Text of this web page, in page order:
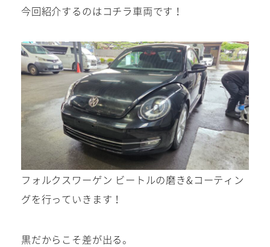
在庫車
中!
今回紹介するのはコチラ車両です！
フォルクスワーゲン ビートルの磨き&コーティン
グを行っていきます！
黒だからこそ差が出る。